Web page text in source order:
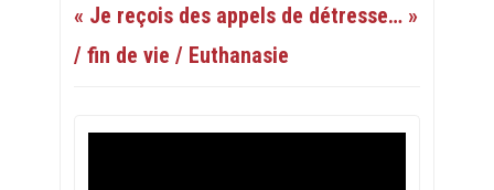
« Je reçois des appels de détresse… »
/ fin de vie / Euthanasie